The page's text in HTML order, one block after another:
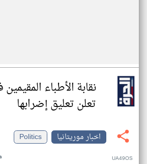
نقابة الأطباء
تعلن تعليق إضرابها
اخبار موريتانيا
Politics
UA49OS